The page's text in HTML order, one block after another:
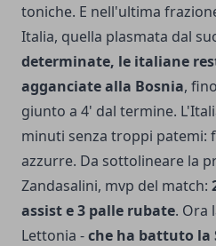
toniche. E nell'ultima
Italia, quella plasmata dal
determinate, le italiane
agganciate alla Bosnia,
giunto a 4' dal termine.
minuti senza troppi patemi:
azzurre. Da sottolineare la
Zandasalini, mvp del match:
assist e 3 palle rubate. Ora
Lettonia -che ha battuto la